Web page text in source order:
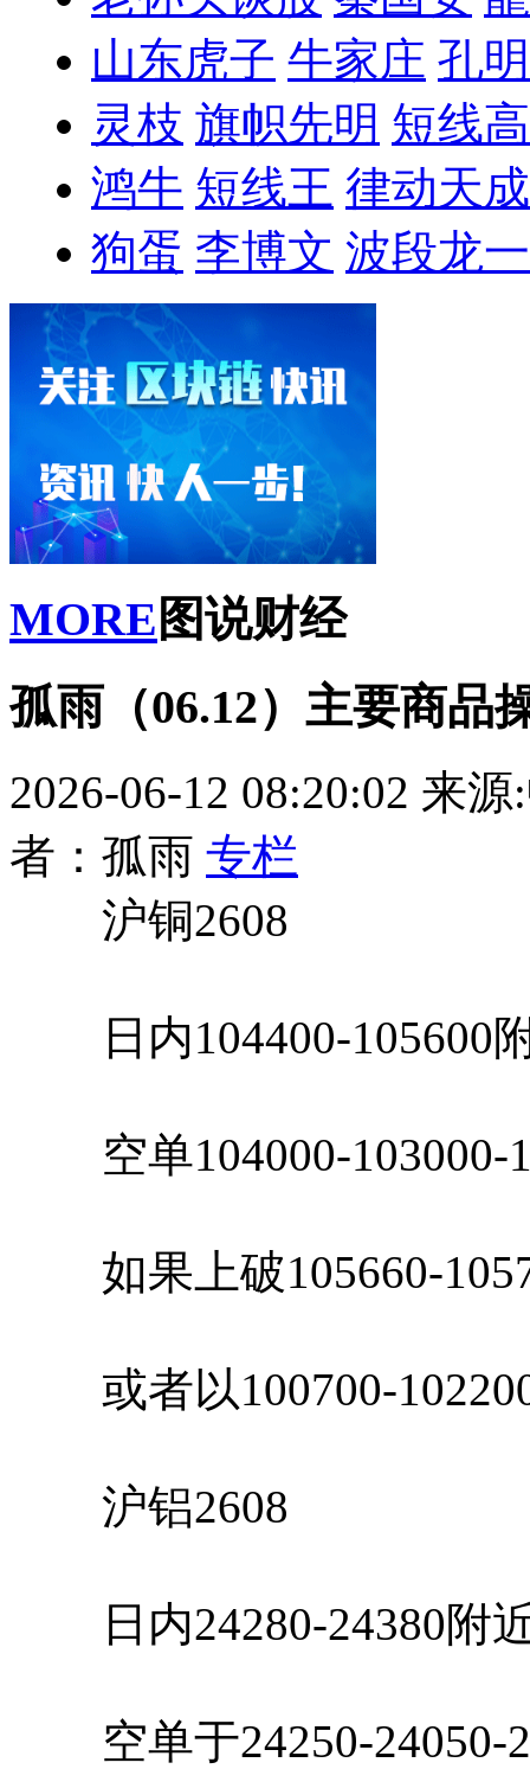
山东虎子 牛家庄 孔
灵枝 旗帜先明 短线
鸿牛 短线王 律动天成
狗蛋 李博文 波段龙一
MORE 图说财经
孤雨（06.12）主要商品
2026-06-12 08:20:02 来源
者：孤雨 专栏
沪铜2608
日内104400-105600
空单104000-103000-
如果上破105660-
或者以100700-
沪铝2608
日内24280-24380附
空单于24250-24050-